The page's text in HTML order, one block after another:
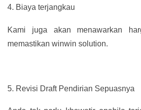
4. Biaya terjangkau
Kami juga akan menawarkan
memastikan winwin solution.
5. Revisi Draft Pendirian Sepuasnya